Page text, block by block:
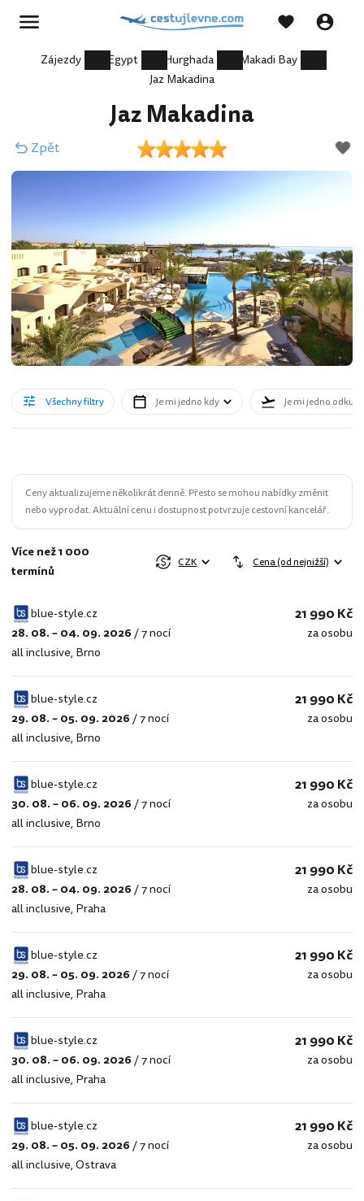
Zájezdy Egypt Hurghada
Makadi Bay
Jaz Makadina
Jaz Makadina
Zpět
Všechny filtry Je mi jedno kdy Je mi jedno odkud
Ceny aktualizujeme několikrát denně. Přesto se mohou nabídky změnit
nebo vyprodat. Aktuální cenu i dostupnost potvrzuje cestovní kancelář.
Více než 1 000
termínů
CZK Cena (od nejnižší)
blue-
style.cz
blue-style.cz
28. 08. – 04. 09. 2026/7 nocí
all inclusive, Brno
21 990 Kč
za osobu
blue-
style.cz
blue-style.cz
29. 08. – 05. 09. 2026/7 nocí
all inclusive, Brno
21 990 Kč
za osobu
blue-
style.cz
blue-style.cz
30. 08. – 06. 09. 2026/7 nocí
all inclusive, Brno
21 990 Kč
za osobu
blue-
style.cz
blue-style.cz
28. 08. – 04. 09. 2026/7 nocí
all inclusive, Praha
21 990 Kč
za osobu
blue-
style.cz
blue-style.cz
29. 08. – 05. 09. 2026/7 nocí
all inclusive, Praha
21 990 Kč
za osobu
blue-
style.cz
blue-style.cz
30. 08. – 06. 09. 2026/7 nocí
all inclusive, Praha
21 990 Kč
za osobu
blue-
style.cz
blue-style.cz
29. 08. – 05. 09. 2026/7 nocí
all inclusive,Ostrava
21 990 Kč
za osobu